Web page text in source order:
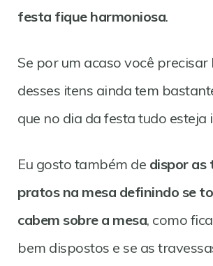
festa fique harmoniosa.
Se por um acaso você
desses itens ainda tem
que no dia da festa tudo esteja
Eu gosto também de dispor as
pratos na mesa definindo se
cabem sobre a mesa, como
bem dispostos e se as